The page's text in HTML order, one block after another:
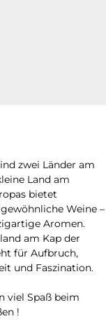
zwei Länder am
Land am
bietet
Weine –
Aromen.
am Kap der
für Aufbruch,
und Faszination.
viel Spaß beim
!